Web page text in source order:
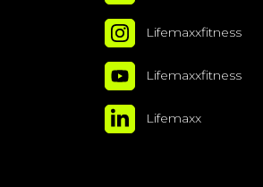
Lifemaxxfitness
Lifemaxxfitness
Lifemaxx